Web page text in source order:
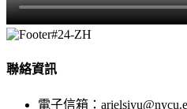
聯絡資訊
電子信箱：